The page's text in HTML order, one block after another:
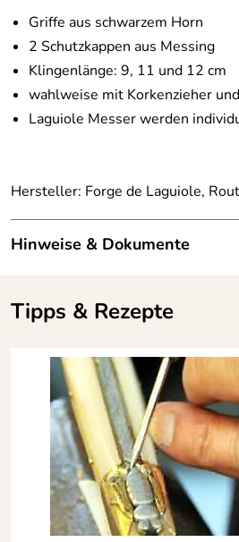
Griffe aus schwarzem Horn
2 Schutzkappen aus Messing
Klingenlänge: 9, 11 und 12 cm
wahlweise mit Korkenzieher
Laguiole Messer werden
Hersteller: Forge de Laguiole,
Hinweise & Dokumente
Hier erfahren Sie mehr über die
Tipps & Rezepte